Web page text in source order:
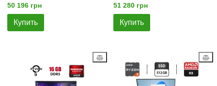
50 196 грн
Купить
51 280 грн
Купить